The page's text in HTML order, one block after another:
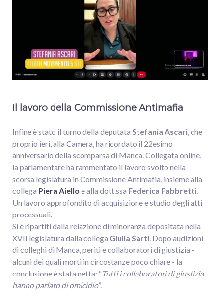
Il lavoro della Commissione Antimafia
Infine è stato il turno della deputata Stefania Ascari , che
proprio ieri, alla Camera, ha ricordato il 22esimo
anniversario della scomparsa di Manca. Collegata online,
la parlamentare ha rammentato il lavoro svolto nella
scorsa legislatura in Commissione Antimafia, insieme alla
collega Piera Aiello e alla dott.ssa Federica Fabbretti
Un lavoro approfondito di acquisizione e studio degli atti
processuali.
Si è ripartiti dalla relazione di minoranza depositata nella
XVII legislatura dalla collega Giulia Sarti . Dopo audizioni
di colleghi di Manca, periti e collaboratori di giustizia -
alcuni dei quali morti in circostanze poco chiare - la
conclusione è stata netta: “Tutti i collaboratori di giustizia
hanno parlato di omicidio”.